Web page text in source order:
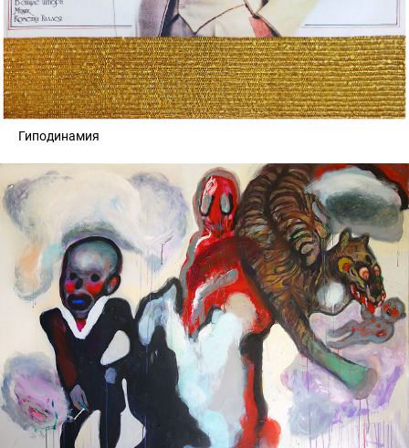
Гиподинамия